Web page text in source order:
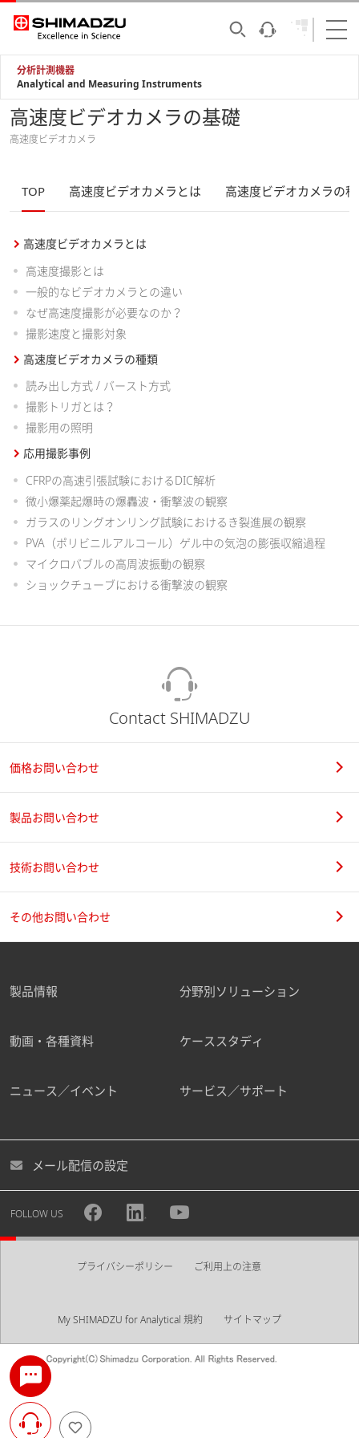
分析計測機器
Analytical and Measuring Instruments
高速度ビデオカメラの基礎
高速度ビデオカメラ
TOP 高速度ビデオカメラとは 高速度ビデオカメラの
高速度ビデオカメラとは
高速度撮影とは
一般的なビデオカメラとの違い
なぜ高速度撮影が必要なのか？
撮影速度と撮影対象
高速度ビデオカメラの種類
読み出し方式 / バースト方式
撮影トリガとは？
撮影用の照明
応用撮影事例
CFRPの高速引張試験におけるDIC解析
微小爆薬起爆時の爆轟波・衝撃波の観察
ガラスのリングオンリング試験におけるき裂進展の観察
PVA（ポリビニルアルコール）ゲル中の気泡の膨張収縮過程
マイクロバブルの高周波振動の観察
ショックチューブにおける衝撃波の観察
Contact SHIMADZU
価格お問い合わせ
製品お問い合わせ
技術お問い合わせ
その他お問い合わせ
製品情報 分野別ソリューション
動画・各種資料 ケーススタディ
ニュース／イベント サービス／サポート
メール配信の設定
FOLLOW US
プライバシーポリシー ご利用上の注意
My SHIMADZU for Analytical 規約 サイトマップ